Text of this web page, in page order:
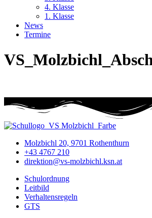
4. Klasse
1. Klasse
News
Termine
Molzbichl 20, 9701 Rothenthurn
+43 4767 210
direktion@vs-molzbichl.ksn.at
Schulordnung
Leitbild
Verhaltensregeln
GTS